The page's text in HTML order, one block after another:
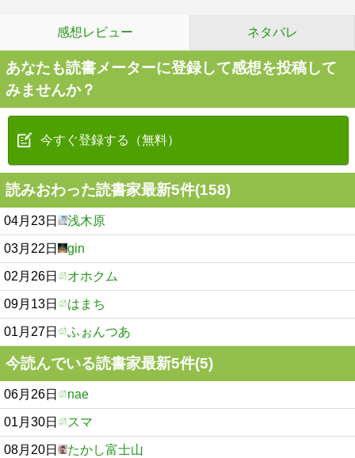
感想レビュー ネタバレ
あなたも読書メーターに登録して感想を投稿して
みませんか？
今すぐ登録する（無料）
読みおわった読書家最新5件(158)
04月23日 浅木原
03月22日 gin
02月26日 オホクム
09月13日 はまち
01月27日 ふぉんつあ
今読んでいる読書家最新5件(5)
06月26日 nae
01月30日 スマ
08月20日 たかし富士山